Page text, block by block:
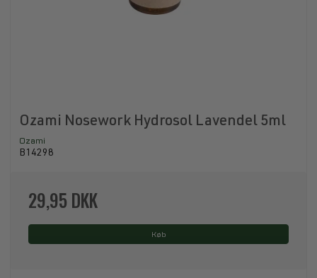
Ozami Nosework Hydrosol Lavendel 5ml
Ozami
B14298
29,95 DKK
Køb